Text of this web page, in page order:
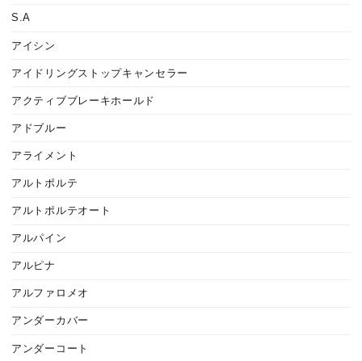
S.A
アイシン
アイドリングストップキャンセラー
アクティブブレーキホールド
アドブルー
アライメント
アルトポルテ
アルトポルテオート
アルパイン
アルピナ
アルファロメオ
アンダーカバー
アンダーコート